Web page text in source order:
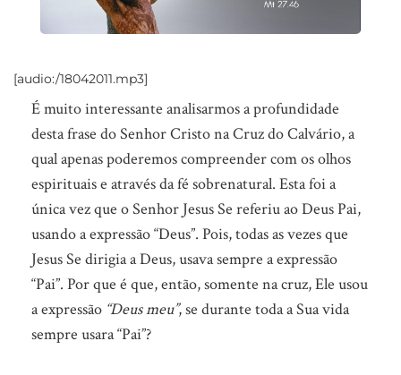
Cristo
na
Cruz
(3ªParte)
[audio:/18042011.mp3]
É muito interessante analisarmos a profundidade
desta frase do Senhor Cristo na Cruz do Calvário, a
qual apenas poderemos compreender com os olhos
espirituais e através da fé sobrenatural. Esta foi a
única vez que o Senhor Jesus Se referiu ao Deus Pai,
usando a expressão “Deus”. Pois, todas as vezes que
Jesus Se dirigia a Deus, usava sempre a expressão
“Pai”. Por que é que, então, somente na cruz, Ele usou
a expressão “Deus meu”, se durante toda a Sua vida
sempre usara “Pai”?